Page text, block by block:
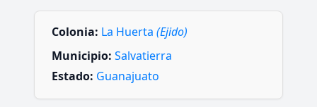
Colonia: La Huerta (Ejido)
Municipio: Salvatierra
Estado: Guanajuato